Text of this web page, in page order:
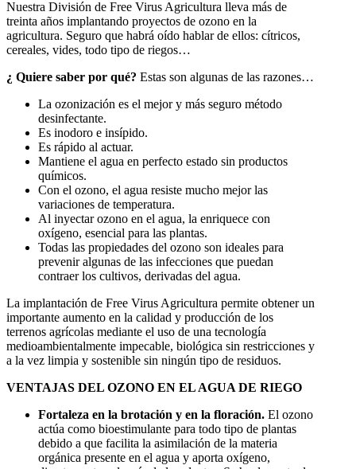
Nuestra División de Free Virus Agricultura lleva más de
treinta años implantando proyectos de ozono en la
agricultura. Seguro que habrá oído hablar de ellos: cítricos,
cereales, vides, todo tipo de riegos…
¿ Quiere saber por qué? Estas son algunas de las razones…
La ozonización es el mejor y más seguro método
desinfectante.
Es inodoro e insípido.
Es rápido al actuar.
Mantiene el agua en perfecto estado sin productos
químicos.
Con el ozono, el agua resiste mucho mejor las
variaciones de temperatura.
Al inyectar ozono en el agua, la enriquece con
oxígeno, esencial para las plantas.
Todas las propiedades del ozono son ideales para
prevenir algunas de las infecciones que puedan
contraer los cultivos, derivadas del agua.
La implantación de Free Virus Agricultura permite obtener un
importante aumento en la calidad y producción de los
terrenos agrícolas mediante el uso de una tecnología
medioambientalmente impecable, biológica sin restricciones y
a la vez limpia y sostenible sin ningún tipo de residuos.
VENTAJAS DEL OZONO EN EL AGUA DE RIEGO
Fortaleza en la brotación y en la floración. El ozono
actúa como bioestimulante para todo tipo de plantas
debido a que facilita la asimilación de la materia
orgánica presente en el agua y aporta oxígeno,